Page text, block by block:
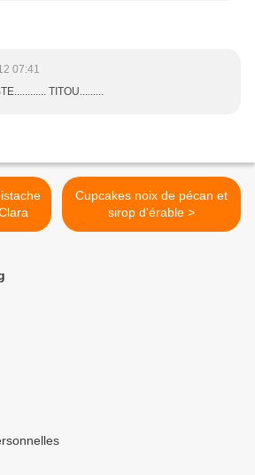
07:41
TITOU.........
Cupcakes noix de pécan et
sirop d'érable >